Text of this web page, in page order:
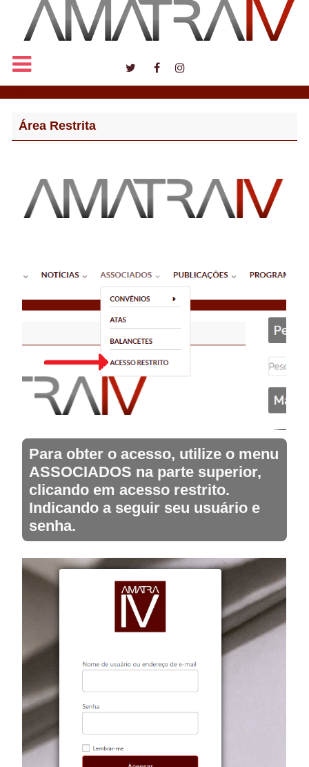
Área Restrita
Para obter o acesso, utilize o menu
ASSOCIADOS na parte superior,
clicando em acesso restrito.
Indicando a seguir seu usuário e
senha.